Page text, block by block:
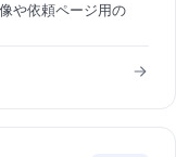
や依頼ページ用の